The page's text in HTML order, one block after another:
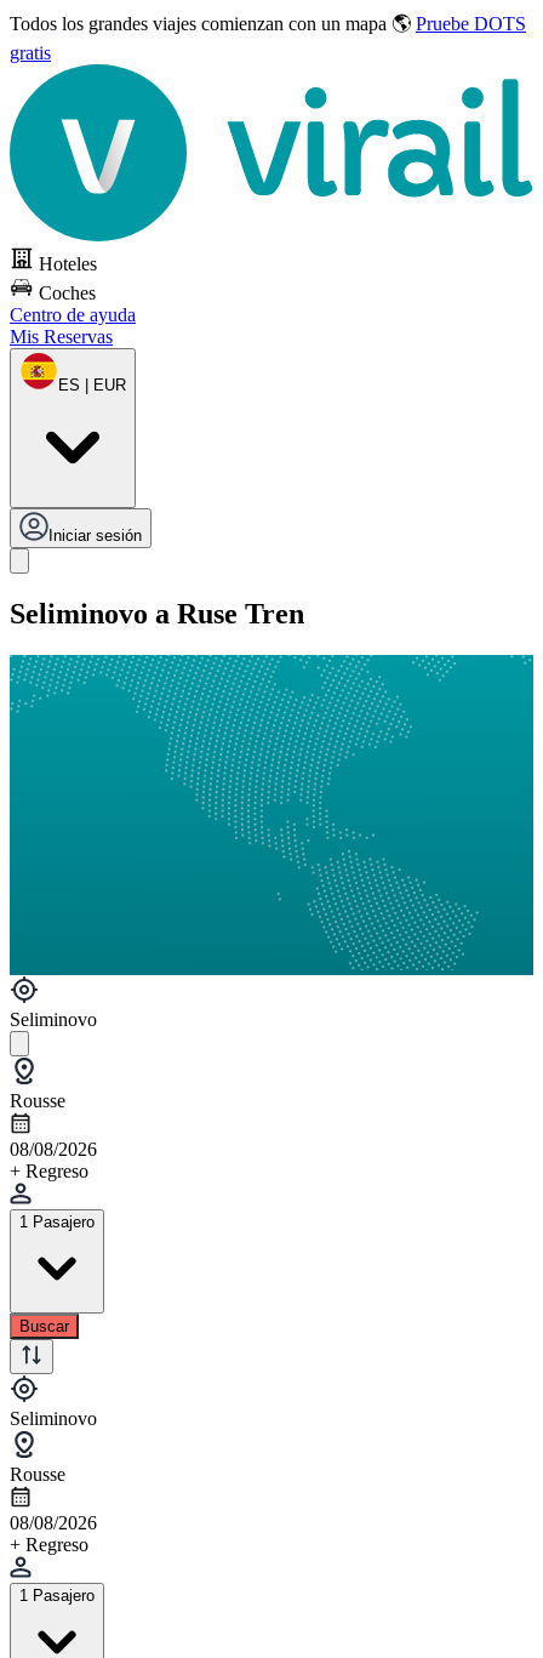
Todos los grandes viajes comienzan con un mapa 🌎 Pruebe DOTS
gratis
Hoteles
Coches
Centro de ayuda
Mis Reservas
ES | EUR
Iniciar sesión
Seliminovo a Ruse Tren
Seliminovo
Rousse
08/08/2026
+ Regreso
1 Pasajero
Buscar
Seliminovo
Rousse
08/08/2026
+ Regreso
1 Pasajero